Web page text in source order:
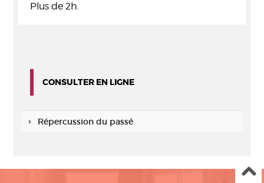
Plus de 2h.
CONSULTER EN LIGNE
Répercussion du passé